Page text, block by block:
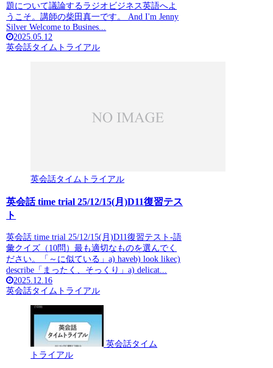
題について議論するラジオビジネス英語へよ
うこそ。講師の柴田真一です。 And I'm Jenny
Silver Welcome to Busines...
2025.05.12
英会話タイムトライアル
英会話タイムトライアル
英会話 time trial 25/12/15(月)D11復習テス
ト
英会話 time trial 25/12/15(月)D11復習テスト-語
彙クイズ（10問）最も適切なものを選んでく
ださい。「～に似ている」a) haveb) look likec)
describe「まったく、そっくり」a) delicat...
2025.12.16
英会話タイムトライアル
英会話タイム
トライアル